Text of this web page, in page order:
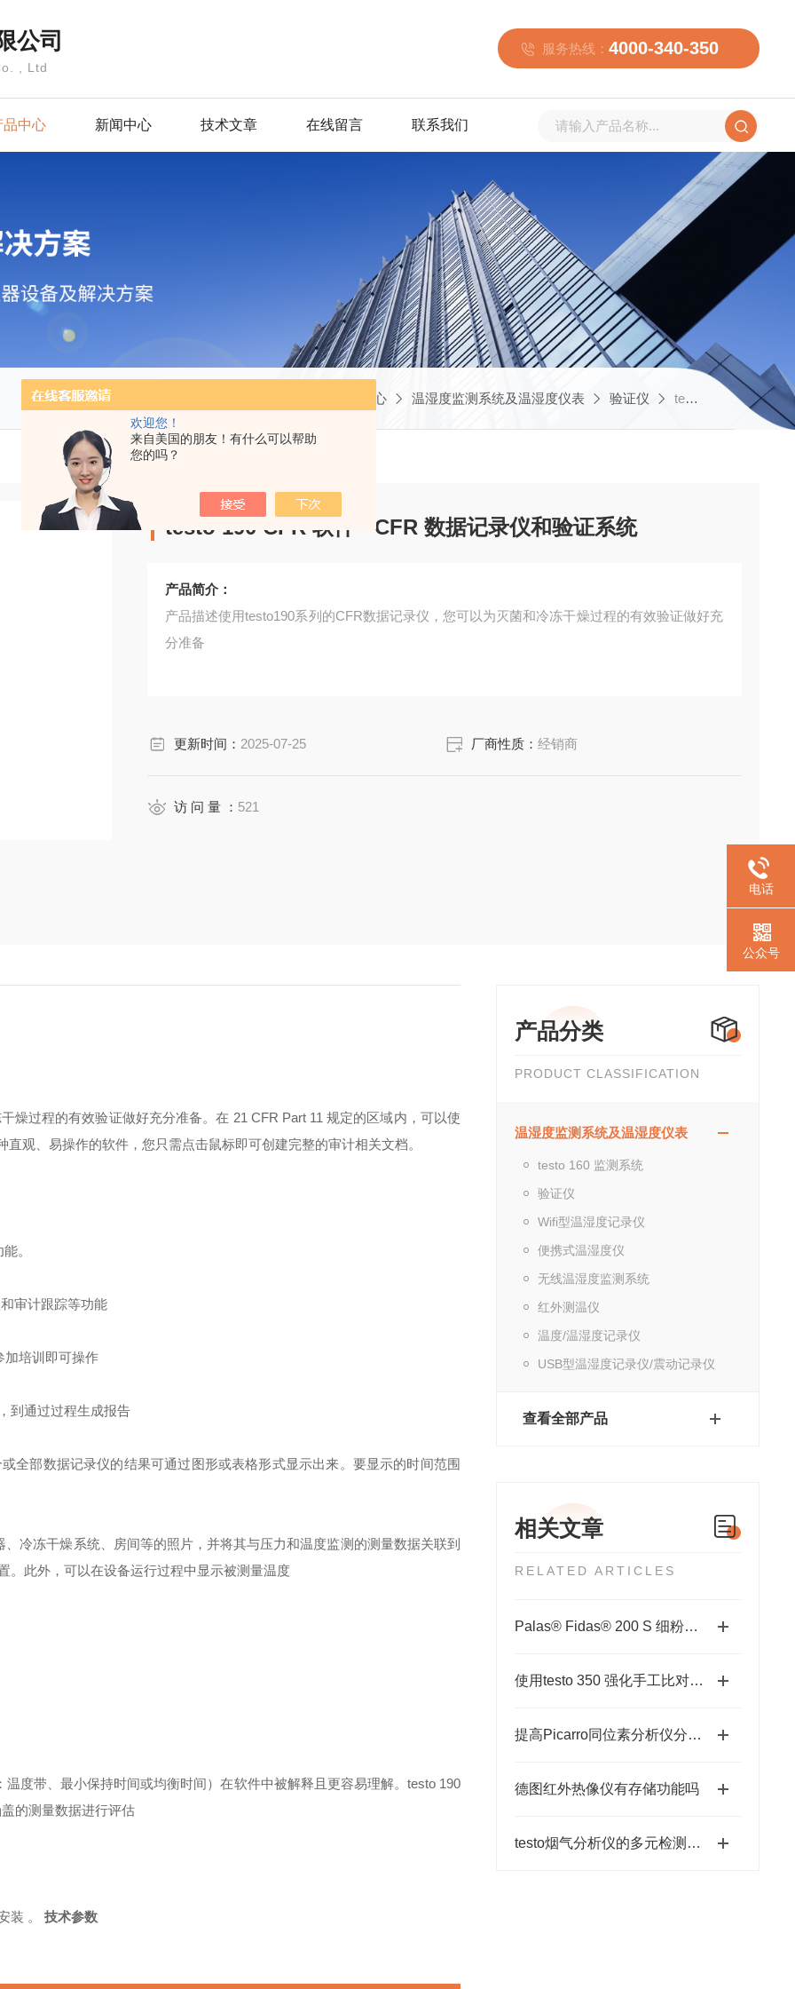
欢迎您！
来自美国的朋友！有什么可以帮助
您的吗？
公司
, Ltd
服务热线： 4000-340-350
品中心 新闻中心 技术文章 在线留言 联系我们
产品中心 温湿度监测系统及温湿度仪表 验证仪 testo 190 CFR 软件 - CFR 数据记录仪和验证系统
testo 190 CFR 软件 - CFR 数据记录仪和验证系统
产品简介：
产品描述使用testo190系列的CFR数据记录仪，您可以为灭菌和冷冻干燥过程的有效验证做好充
分准备
更新时间： 2025-07-25 厂商性质：经销商
访 问 量 ： 521
产品分类
PRODUCT CLASSIFICATION
温湿度监测系统及温湿度仪表
testo 160 监测系统
验证仪
Wifi型温湿度记录仪
便携式温湿度仪
无线温湿度监测系统
红外测温仪
温度/温湿度记录仪
USB型温湿度记录仪/震动记录仪
查看全部产品
相关文章
RELATED ARTICLES
Palas® Fidas® 200 S 细粉尘粒径谱仪助力科研机构的长期监测
使用testo 350 强化手工比对监测，保证数据真实性
提高Picarro同位素分析仪分析效率的操作小窍门
德图红外热像仪有存储功能吗
testo烟气分析仪的多元检测技术解析
燥过程的有效验证做好充分准备。在 21 CFR Part 11规定的区域内，可以使
观、易操作的软件，您只需点击鼠标即可创建完整的审计相关文档。
。
审计跟踪等功能
加培训即可操作
到通过过程生成报告
全部数据记录仪的结果可通过图形或表格形式显示出来。要显示的时间范围
冷冻干燥系统、房间等的照片，并将其与压力和温度监测的测量数据关联到
。此外，可以在设备运行过程中显示被测量温度
度带、最小保持时间或均衡时间）在软件中被解释且更容易理解。 testo 190
的测量数据进行评估
装 。 技术参数
电话
公众号